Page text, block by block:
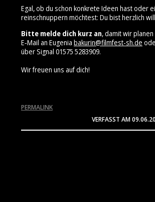
Egal, ob du schon konkrete Ideen hast oder
reinschnuppern möchtest: Du bist herzlich
Bitte melde dich kurz an, damit wir
E‑Mail an Eugenia bakurin@filmfest-sh.de
über Signal 01575 5283909⁩.
Wir freuen uns auf dich!
VERFASST AM
PERMALINK